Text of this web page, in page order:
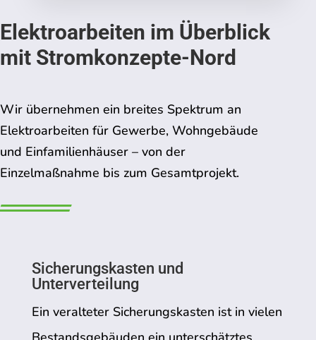
Elektroarbeiten im Überblick
mit Stromkonzepte-Nord
Wir übernehmen ein breites Spektrum an
Elektroarbeiten für Gewerbe, Wohngebäude
und Einfamilienhäuser – von der
Einzelmaßnahme bis zum Gesamtprojekt.
Sicherungskasten und
Unterverteilung
Ein veralteter Sicherungskasten ist in vielen